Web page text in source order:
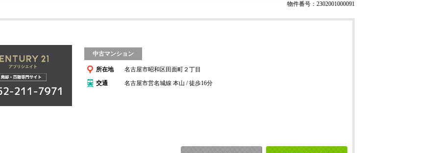
物件番号：2302001000091
中古マンション
所在地
名古屋市昭和区田面町２丁目
交通
名古屋市営名城線 本山 / 徒歩16分